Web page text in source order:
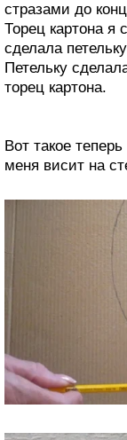
стразами до
Торец картона я
сделала
Петельку
торец картона.
Вот такое
меня висит на